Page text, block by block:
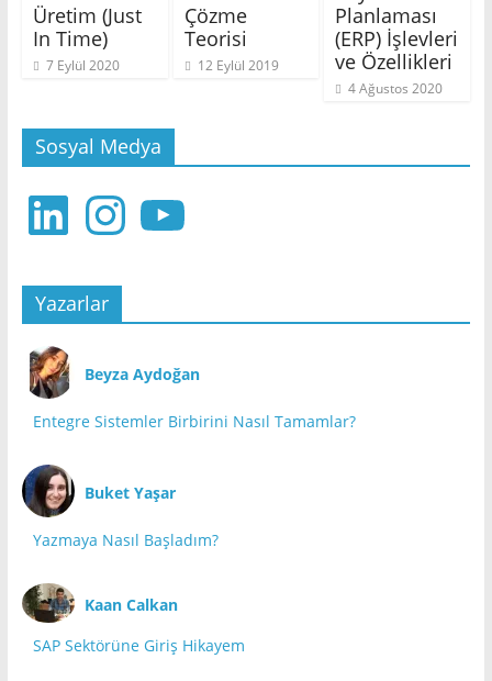
Üretim (Just
In Time)
7 Eylül 2020
Çözme
Teorisi
12 Eylül 2019
Planlaması
(ERP) İşlevleri
ve Özellikleri
4 Ağustos 2020
Sosyal Medya
LinkedIn InstagramYouTube
Yazarlar
Beyza Aydoğan
Entegre Sistemler Birbirini Nasıl Tamamlar?
Buket Yaşar
Yazmaya Nasıl Başladım?
Kaan Calkan
SAP Sektörüne Giriş Hikayem